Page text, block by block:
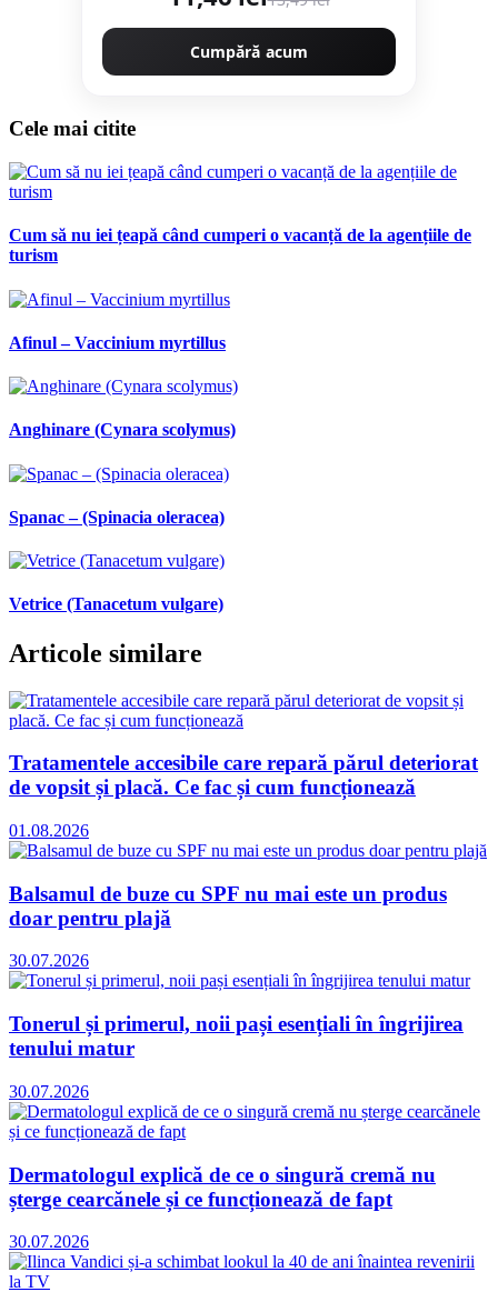
Cumpără acum
Cele mai citite
Cum să nu iei țeapă când cumperi o vacanță de la agențiile de
turism
Afinul – Vaccinium myrtillus
Anghinare (Cynara scolymus)
Spanac – (Spinacia oleracea)
Vetrice (Tanacetum vulgare)
Articole similare
Tratamentele accesibile care repară părul deteriorat
de vopsit și placă. Ce fac și cum funcționează
01.08.2026
Balsamul de buze cu SPF nu mai este un produs
doar pentru plajă
30.07.2026
Tonerul și primerul, noii pași esențiali în îngrijirea
tenului matur
30.07.2026
Dermatologul explică de ce o singură cremă nu
șterge cearcănele și ce funcționează de fapt
30.07.2026